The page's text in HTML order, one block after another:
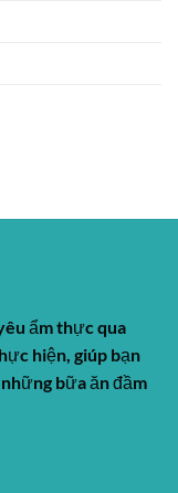
ẩm thực qua
hiện, giúp bạn
bữa ăn đầm